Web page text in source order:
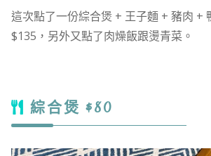
這次點了一份綜合煲 + 王子麵 + 豬肉 +
$135，另外又點了肉燥飯跟燙青菜。
綜合煲 $80